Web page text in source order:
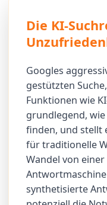
Die KI-
Googles
gestützten
Funktionen wie
grundlegend,
finden, und stellt
für traditionelle
Wandel von
synthetisierte